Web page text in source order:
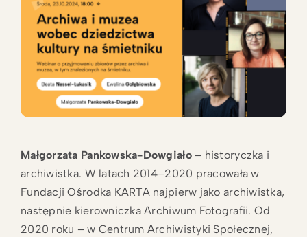
Małgorzata Pankowska-Dowgiało– historyczka i
archiwistka. W latach 2014–2020 pracowała w
Fundacji Ośrodka KARTA najpierw jako archiwistka,
następnie kierowniczka Archiwum Fotografii. Od
2020 roku – w Centrum Archiwistyki Społecznej,